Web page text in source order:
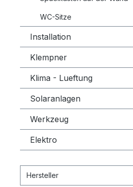
WC-Sitze
Installation
Klempner
Klima - Lueftung
Solaranlagen
Werkzeug
Elektro
Hersteller